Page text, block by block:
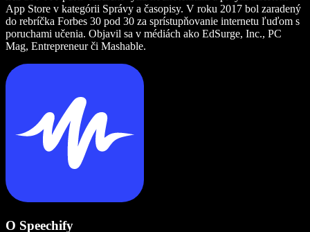
App Store v kategórii Správy a časopisy. V roku 2017 bol zaradený
do rebríčka Forbes 30 pod 30 za sprístupňovanie internetu ľuďom s
poruchami učenia. Objavil sa v médiách ako EdSurge, Inc., PC
Mag, Entrepreneur či Mashable.
O Speechify